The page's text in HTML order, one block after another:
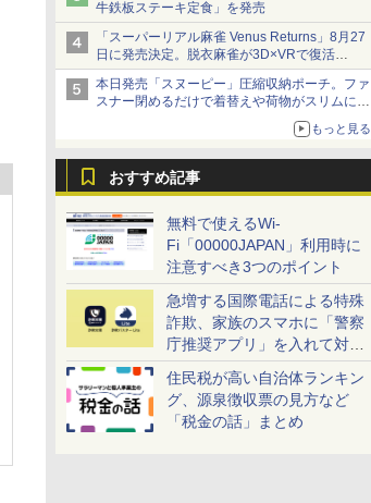
牛鉄板ステーキ定食」を発売
「スーパーリアル麻雀 Venus Returns」8月27
日に発売決定。脱衣麻雀が3D×VRで復活
発売から2週間は20%オフになるセールが実施
本日発売「スヌーピー」圧縮収納ポーチ。ファ
スナー閉めるだけで着替えや荷物がスリムにま
もっと見る
おすすめ記事
無料で使えるWi-
Fi「00000JAPAN」利用時に
注意すべき3つのポイント
急増する国際電話による特殊
詐欺、家族のスマホに「警察
庁推奨アプリ」を入れて対策
しよう！
住民税が高い自治体ランキン
グ、源泉徴収票の見方など
「税金の話」まとめ